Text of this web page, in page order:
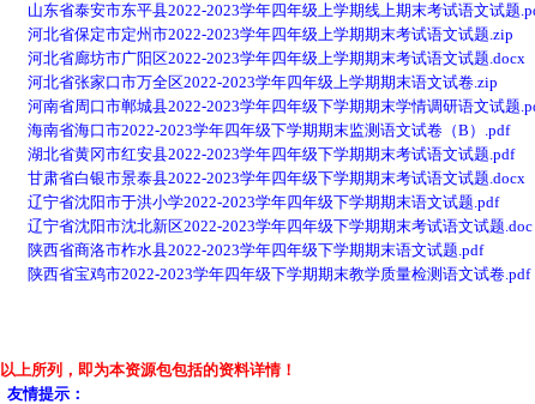
山东省泰安市东平县2022-2023学年四年级上学期线上期末考试语文试题
河北省保定市定州市2022-2023学年四年级上学期期末考试语文试题.zip
河北省廊坊市广阳区2022-2023学年四年级上学期期末考试语文试题.docx
河北省张家口市万全区2022-2023学年四年级上学期期末语文试卷.zip
河南省周口市郸城县2022-2023学年四年级下学期期末学情调研语文试题
海南省海口市2022-2023学年四年级下学期期末监测语文试卷（B）.pdf
湖北省黄冈市红安县2022-2023学年四年级下学期期末考试语文试题.pdf
甘肃省白银市景泰县2022-2023学年四年级下学期期末考试语文试题.docx
辽宁省沈阳市于洪小学2022-2023学年四年级下学期期末语文试题.pdf
辽宁省沈阳市沈北新区2022-2023学年四年级下学期期末考试语文试题.doc
陕西省商洛市柞水县2022-2023学年四年级下学期期末语文试题.pdf
陕西省宝鸡市2022-2023学年四年级下学期期末教学质量检测语文试卷.pdf
以上所列，即为本资源包包括的资料详情！
友情提示：